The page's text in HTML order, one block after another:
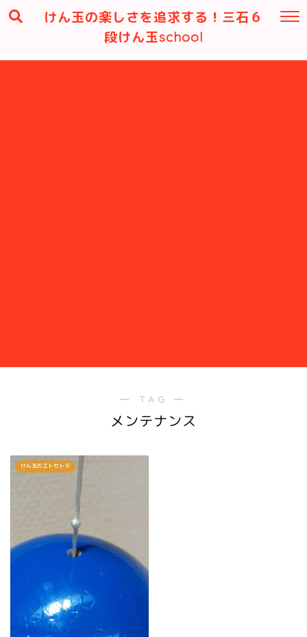
けん玉の楽しさを追求する！三石６
段けん玉school
― TAG ―
メンテナンス
けん玉のエトセトラ